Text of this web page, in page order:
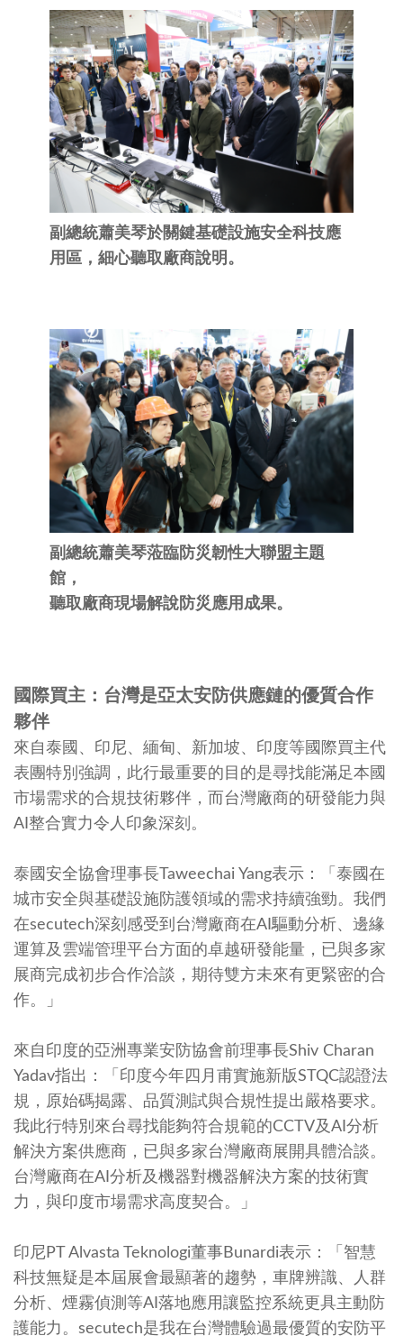
副總統蕭美琴於關鍵基礎設施安全科技應
用區，細心聽取廠商說明。
副總統蕭美琴蒞臨防災韌性大聯盟主題
館，
聽取廠商現場解說防災應用成果。
國際買主：台灣是亞太安防供應鏈的優質合作
夥伴
來自泰國、印尼、緬甸、新加坡、印度等國際買主代
表團特別強調，此行最重要的目的是尋找能滿足本國
市場需求的合規技術夥伴，而台灣廠商的研發能力與
AI整合實力令人印象深刻。
泰國安全協會理事長Taweechai Yang表示：「泰國在
城市安全與基礎設施防護領域的需求持續強勁。我們
在secutech深刻感受到台灣廠商在AI驅動分析、邊緣
運算及雲端管理平台方面的卓越研發能量，已與多家
展商完成初步合作洽談，期待雙方未來有更緊密的合
作。」
來自印度的亞洲專業安防協會前理事長Shiv Charan
Yadav指出：「印度今年四月甫實施新版STQC認證法
規，原始碼揭露、品質測試與合規性提出嚴格要求。
我此行特別來台尋找能夠符合規範的CCTV及AI分析
解決方案供應商，已與多家台灣廠商展開具體洽談。
台灣廠商在AI分析及機器對機器解決方案的技術實
力，與印度市場需求高度契合。」
印尼PT Alvasta Teknologi董事Bunardi表示：「智慧
科技無疑是本屆展會最顯著的趨勢，車牌辨識、人群
分析、煙霧偵測等AI落地應用讓監控系統更具主動防
護能力。secutech是我在台灣體驗過最優質的安防平